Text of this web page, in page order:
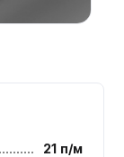
21 п/м